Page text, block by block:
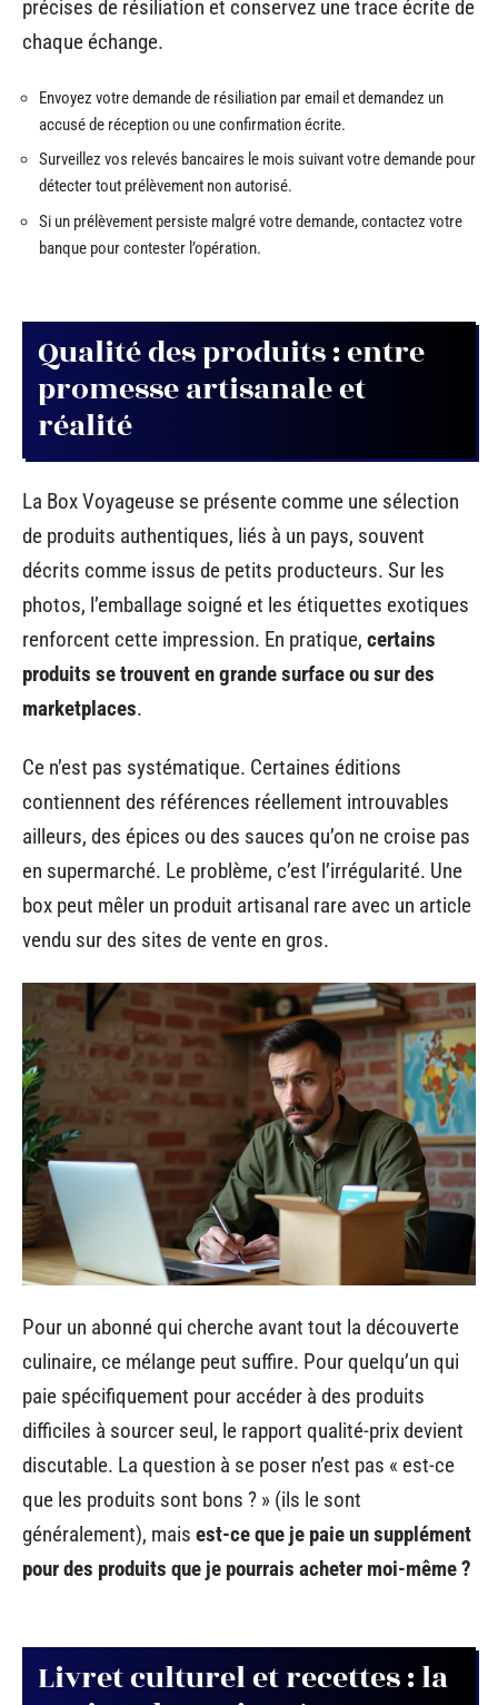
précises de résiliation et conservez une trace écrite de
chaque échange.
Envoyez votre demande de résiliation par email et demandez un
accusé de réception ou une confirmation écrite.
Surveillez vos relevés bancaires le mois suivant votre demande pour
détecter tout prélèvement non autorisé.
Si un prélèvement persiste malgré votre demande, contactez votre
banque pour contester l’opération.
Qualité des produits : entre
promesse artisanale et
réalité
La Box Voyageuse se présente comme une sélection
de produits authentiques, liés à un pays, souvent
décrits comme issus de petits producteurs. Sur les
photos, l’emballage soigné et les étiquettes exotiques
renforcent cette impression. En pratique, certains
produits se trouvent en grande surface ou sur des
marketplaces.
Ce n’est pas systématique. Certaines éditions
contiennent des références réellement introuvables
ailleurs, des épices ou des sauces qu’on ne croise pas
en supermarché. Le problème, c’est l’irrégularité. Une
box peut mêler un produit artisanal rare avec un article
vendu sur des sites de vente en gros.
Pour un abonné qui cherche avant tout la découverte
culinaire, ce mélange peut suffire. Pour quelqu’un qui
paie spécifiquement pour accéder à des produits
difficiles à sourcer seul, le rapport qualité-prix devient
discutable. La question à se poser n’est pas « est-ce
que les produits sont bons ? » (ils le sont
généralement), mais est-ce que je paie un supplément
pour des produits que je pourrais acheter moi-même ?
Livret culturel et recettes : la